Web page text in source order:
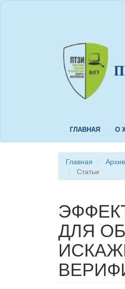
Быстрый
ГЛАВНАЯ О
Главная
Статьи
ДЛЯ